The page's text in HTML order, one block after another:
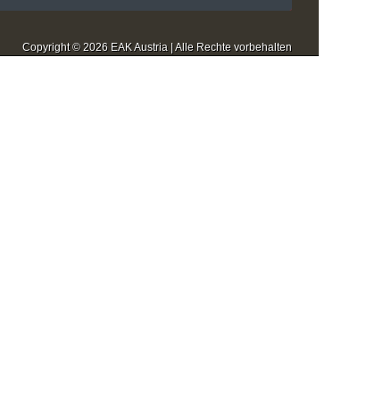
Copyright © 2026 EAK Austria | Alle Rechte vorbehalten